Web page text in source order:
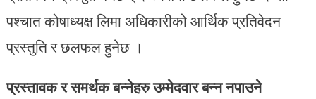
पश्चात कोषाध्यक्ष लिमा अधिकारीको आर्थिक प्रतिवेदन
प्रस्तुति र छलफल हुनेछ ।
प्रस्तावक र समर्थक बन्नेहरु उम्मेदवार बन्न नपाउने